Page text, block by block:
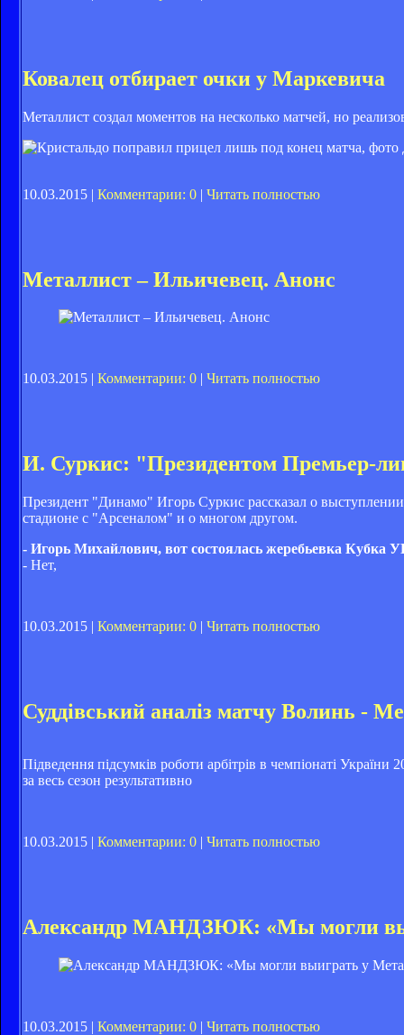
Ковалец отбирает очки у Маркевича
Металлист создал моментов на несколько матчей, но
10.03.2015 | Комментарии: 0 | Читать полностью
Металлист – Ильичевец. Анонс
10.03.2015 | Комментарии: 0 Читать полностью
И. Суркис: "Президентом Премьер-
Президент "Динамо" Игорь Суркис рассказал о
стадионе с "Арсеналом" и о многом другом.
- Игорь Михайлович, вот состоялась жеребьевка Кубка
- Нет,
10.03.2015 | Комментарии: 0 | Читать полностью
Суддівський аналіз матчу Волинь -
Підведення підсумків роботи арбітрів в чемпіонаті
за весь сезон результативно
10.03.2015 | Комментарии: 0 | Читать полностью
Александр МАНДЗЮК: «Мы могли
10.03.2015 | Комментарии: 0 | Читать полностью